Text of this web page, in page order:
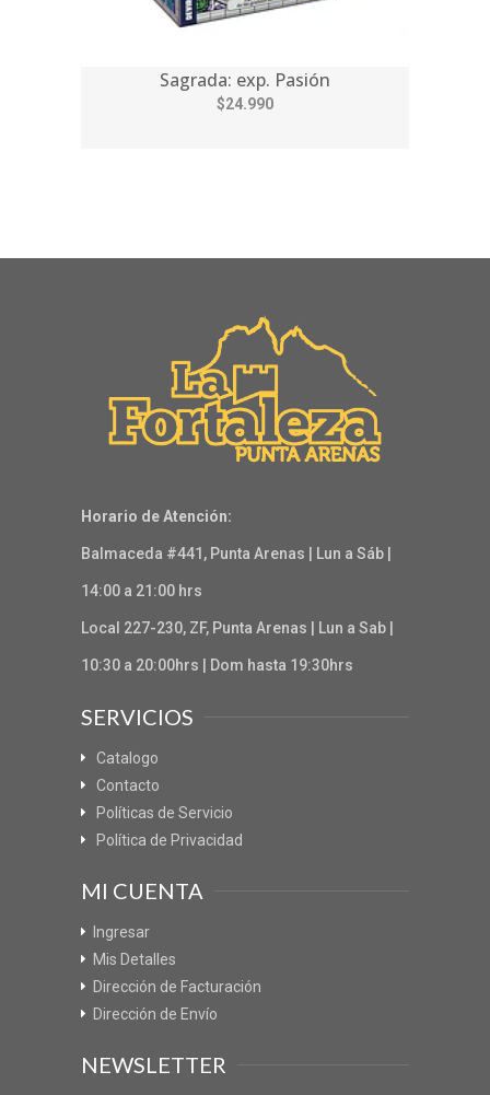
Sagrada: exp. Pasión
$24.990
Horario de Atención:
Balmaceda #441, Punta Arenas | Lun a Sáb |
14:00 a 21:00 hrs
Local 227-230, ZF, Punta Arenas | Lun a Sab |
10:30 a 20:00hrs | Dom hasta 19:30hrs
SERVICIOS
Catalogo
Contacto
Políticas de Servicio
Política de Privacidad
MI CUENTA
Ingresar
Mis Detalles
Dirección de Facturación
Dirección de Envío
NEWSLETTER